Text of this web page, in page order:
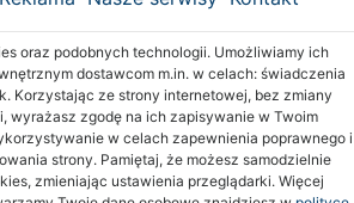
oraz podobnych technologii. Umożliwiamy ich
dostawcom m.in. w celach: świadczenia
Korzystając ze strony internetowej, bez zmiany
wyrażasz zgodę na ich zapisywanie w Twoim
w celach zapewnienia poprawnego i
strony. Pamiętaj, że możesz samodzielnie
zmieniając ustawienia przeglądarki. Więcej